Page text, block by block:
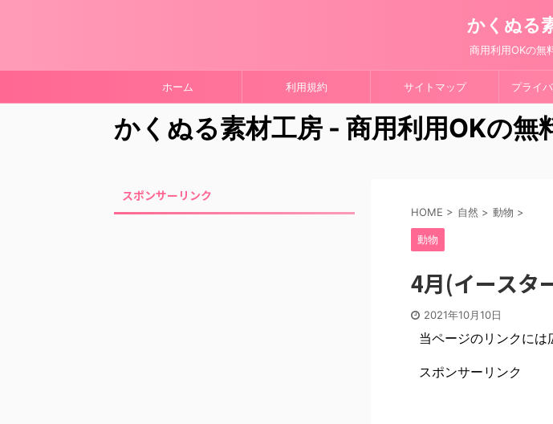
かくぬる
商用利用OKの無
ホーム 利用規約 サイトマップ プライ
かくぬる素材工房 - 商用利用OKの無
HOME > 自然 > 動物 >
動物
4月(イース
2021年10月10日
当ページのリンクには
スポンサーリンク
スポンサーリンク